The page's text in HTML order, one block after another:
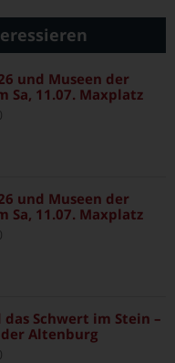
und Museen der
Sa, 11.07. Maxplatz
und Museen der
Sa, 11.07. Maxplatz
Schwert im Stein –
Altenburg